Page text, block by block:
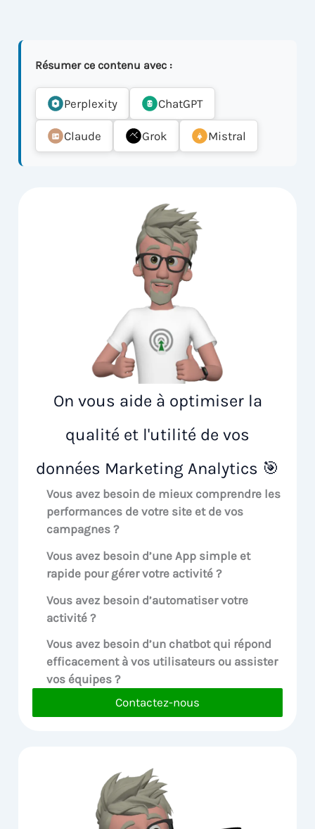
Résumer ce contenu avec :
Perplexity ChatGPT
Claude Grok Mistral
On vous aide à optimiser la
qualité et l'utilité de vos
données Marketing Analytics 🎯
Vous avez besoin de mieux comprendre les
performances de votre site et de vos
campagnes ?
Vous avez besoin d’une App simple et
rapide pour gérer votre activité ?
Vous avez besoin d’automatiser votre
activité ?
Vous avez besoin d’un chatbot qui répond
efficacement à vos utilisateurs ou assister
vos équipes ?
Contactez-nous